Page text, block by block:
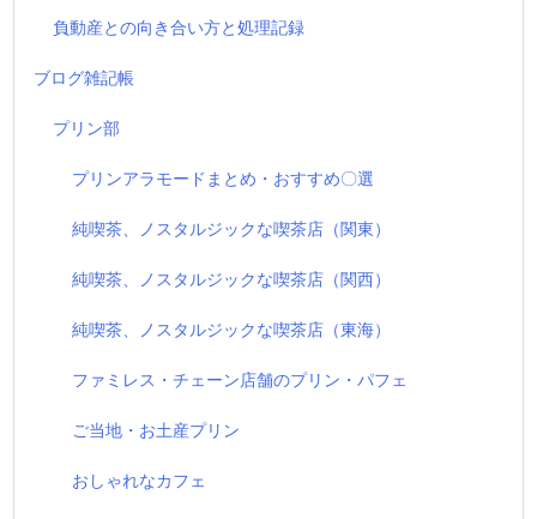
負動産との向き合い方と処理記録
ブログ雑記帳
プリン部
プリンアラモードまとめ・おすすめ〇選
純喫茶、ノスタルジックな喫茶店（関東）
純喫茶、ノスタルジックな喫茶店（関西）
純喫茶、ノスタルジックな喫茶店（東海）
ファミレス・チェーン店舗のプリン・パフェ
ご当地・お土産プリン
おしゃれなカフェ